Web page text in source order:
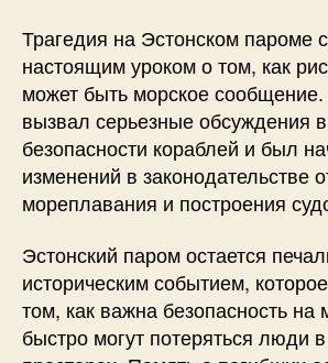
Трагедия на Эстонском пароме
настоящим уроком о том, как
может быть морское
вызвал серьезные обсуждения
безопасности кораблей и был
изменений в законодательстве
мореплавания и построения
Эстонский паром остается
историческим событием,
том, как важна безопасность на
быстро могут потеряться люди